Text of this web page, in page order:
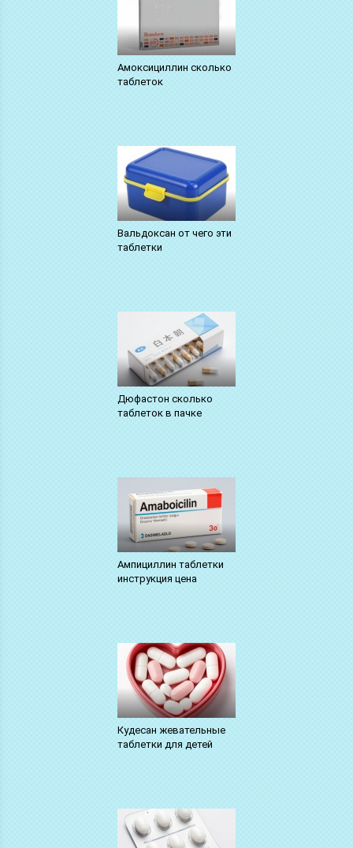
Амоксициллин сколько
таблеток
Вальдоксан от чего эти
таблетки
Дюфастон сколько
таблеток в пачке
Ампициллин таблетки
инструкция цена
Кудесан жевательные
таблетки для детей